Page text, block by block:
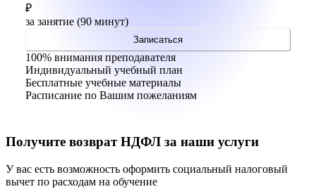
₽
за занятие (90 минут)
Записаться
100% внимания преподавателя
Индивидуальный учебный план
Бесплатные учебные материалы
Расписание по Вашим пожеланиям
Получите возврат НДФЛ за наши услуги
У вас есть возможность оформить социальный налоговый
вычет по расходам на обучение